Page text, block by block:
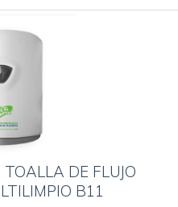
DE FLUJO
B11